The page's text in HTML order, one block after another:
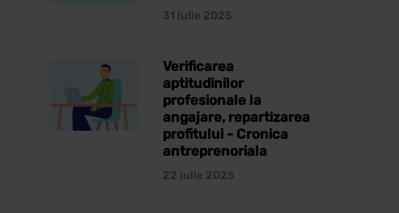
31 iulie 2025
Verificarea
aptitudinilor
profesionale la
angajare, repartizarea
profitului - Cronica
antreprenoriala
22 iulie 2025